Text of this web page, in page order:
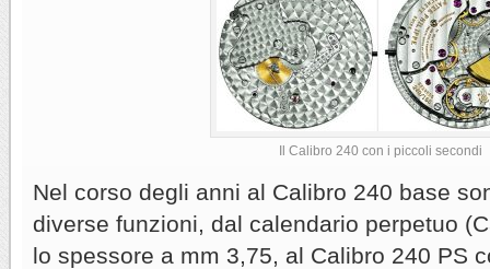
Il Calibro 240 con i piccoli secondi
Nel corso degli anni al Calibro 240 base
diverse funzioni, dal calendario perpetuo
lo spessore a mm 3,75, al Calibro 240 PS